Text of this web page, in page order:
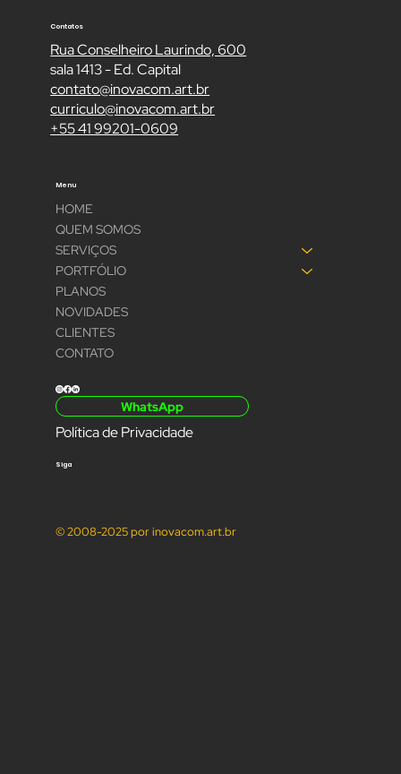
Menu
HOME
QUEM SOMOS
SERVIÇOS
PORTFÓLIO
PLANOS
NOVIDADES
CLIENTES
CONTATO
Contatos
Rua Conselheiro Laurindo, 600
sala 1413 - Ed. Capital
contato@inovacom.art.br
curriculo@inovacom.art.br
+55 41 99201-0609
Siga
Política de Privacidade
WhatsApp
© 2008-2025 por inovacom.art.br